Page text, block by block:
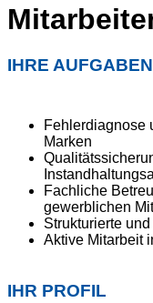
IHRE AUFGABEN
Fehlerdiagnose
Marken
Fachliche
gewerblichen
Strukturierte
Aktive Mitarbeit
IHR PROFIL